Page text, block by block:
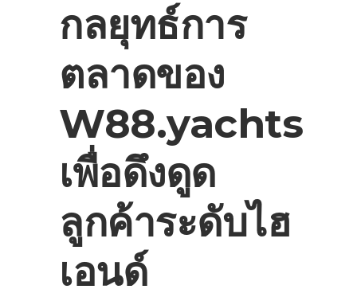
กลยุทธ์การ
ตลาดของ
W88.yachts
เพื่อดึงดูด
ลูกค้าระดับไฮ
เอนด์